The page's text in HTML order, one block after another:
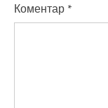
Коментар *